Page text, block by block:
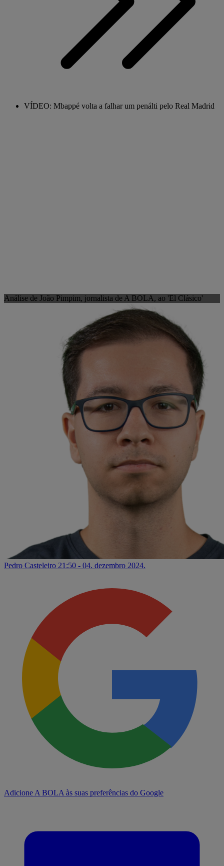
VÍDEO: Mbappé volta a falhar um penálti pelo Real Madrid
Análise de João Pimpim, jornalista de A BOLA, ao 'El Clásico'
Pedro Casteleiro 21:50 - 04. dezembro 2024.
Adicione A BOLA às suas preferências do Google